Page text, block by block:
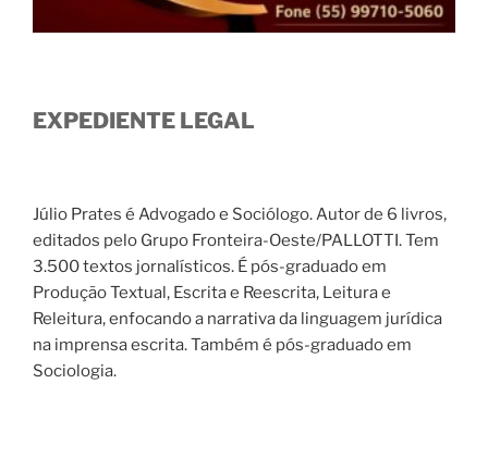
EXPEDIENTE LEGAL
Júlio Prates é Advogado e Sociólogo. Autor de 6 livros,
editados pelo Grupo Fronteira-Oeste/PALLOTTI. Tem
3.500 textos jornalísticos. É pós-graduado em
Produção Textual, Escrita e Reescrita, Leitura e
Releitura, enfocando a narrativa da linguagem jurídica
na imprensa escrita. Também é pós-graduado em
Sociologia.